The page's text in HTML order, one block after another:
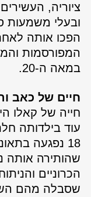
ציוריה,
ובעלי משמעות
הפכו אותה
המפורסמות
במאה ה-20.
חיים של כאב
חייה של קאלו
עוד בילדותה
18 נפגעה
שהותירה אותה
הכרוניים
שסבלה מהם